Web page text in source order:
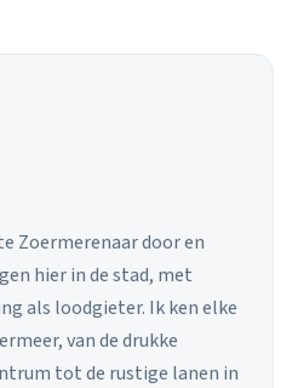
Zoermerenaar door en
hier in de stad, met
als loodgieter. Ik ken elke
van de drukke
tot de rustige lanen in